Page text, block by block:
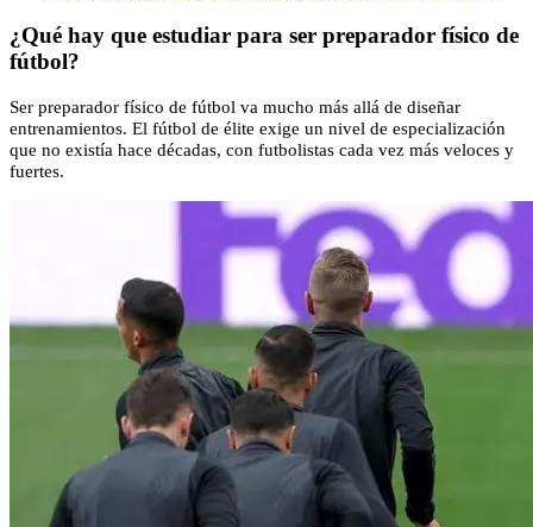
¿Qué hay que estudiar para ser preparador físico de
fútbol?
Ser preparador físico de fútbol va mucho más allá de diseñar
entrenamientos. El fútbol de élite exige un nivel de especialización
que no existía hace décadas, con futbolistas cada vez más veloces y
fuertes.